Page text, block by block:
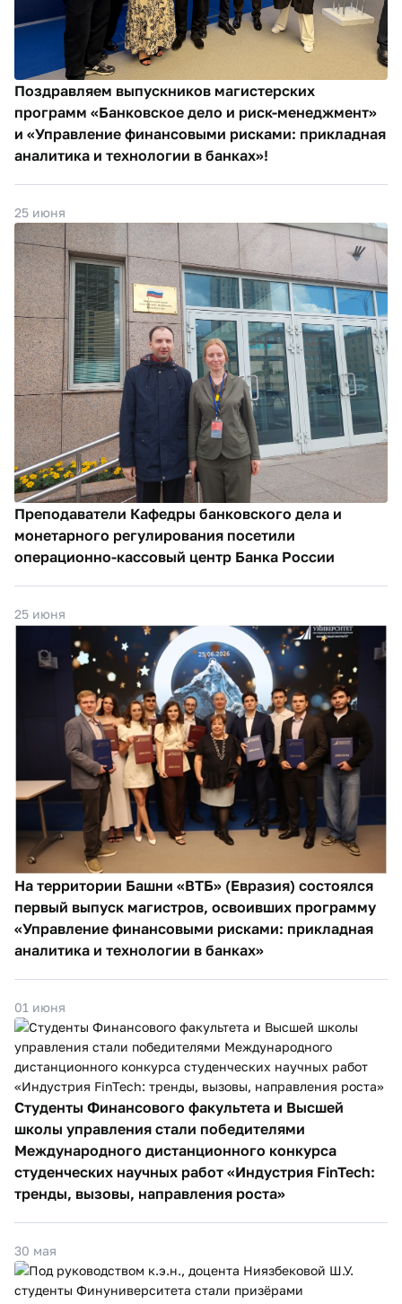
Поздравляем выпускников магистерских
программ «Банковское дело и риск-менеджмент»
и «Управление финансовыми рисками: прикладная
аналитика и технологии в банках»!
25 июня
Преподаватели Кафедры банковского дела и
монетарного регулирования посетили
операционно-кассовый центр Банка России
25 июня
На территории Башни «ВТБ» (Евразия) состоялся
первый выпуск магистров, освоивших программу
«Управление финансовыми рисками: прикладная
аналитика и технологии в банках»
01 июня
Студенты Финансового факультета и Высшей
школы управления стали победителями
Международного дистанционного конкурса
студенческих научных работ «Индустрия FinTech:
тренды, вызовы, направления роста»
30 мая